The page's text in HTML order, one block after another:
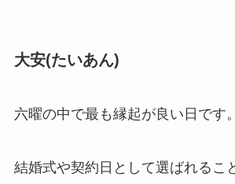
大安(たいあん)
六曜の中で最も縁起が良い日です。
結婚式や契約日として選ばれるこ